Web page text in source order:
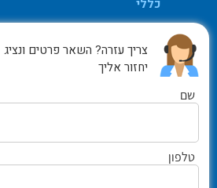
צריך עזרה? השאר פרטים ונציג
יחזור אליך
שם
טלפון
כללי
איך משתמשים באתר
צור קשר
Israel Hotels
הצהרת נגישות